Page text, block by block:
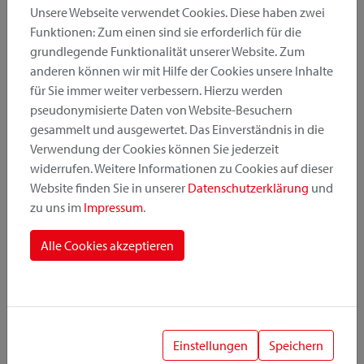
Produktkategorie
Montageposition
Befestigungssystem
Unsere Webseite verwendet Cookies. Diese haben zwei
Funktionen: Zum einen sind sie erforderlich für die
grundlegende Funktionalität unserer Website. Zum
anderen können wir mit Hilfe der Cookies unsere Inhalte
für Sie immer weiter verbessern. Hierzu werden
pseudonymisierte Daten von Website-Besuchern
gesammelt und ausgewertet. Das Einverständnis in die
Verwendung der Cookies können Sie jederzeit
widerrufen. Weitere Informationen zu Cookies auf dieser
Website finden Sie in unserer Datenschutzerklärung und
zu uns im Impressum.
Alle Cookies akzeptieren
Einstellungen Speichern